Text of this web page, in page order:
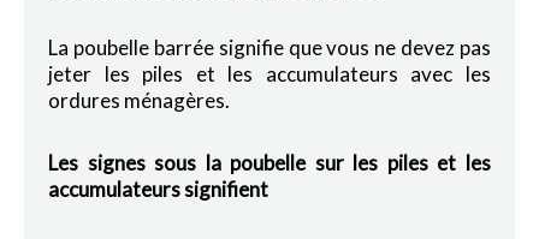
La poubelle barrée signifie que vous ne devez pas
jeter les piles et les accumulateurs avec les
ordures ménagères.
Les signes sous la poubelle sur les piles et les
accumulateurs signifient